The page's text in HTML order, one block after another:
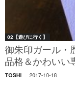
02【遊びに行く】
御朱印ガール・
品格＆かわいい
TOSHI - 2017-10-18